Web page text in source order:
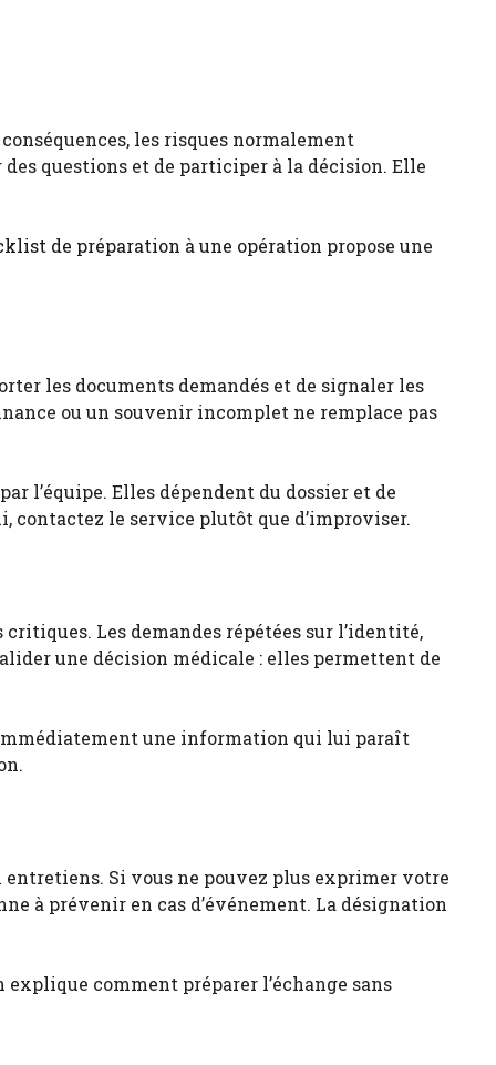
les risques normalement
questions et de participer à la décision. Elle
de préparation à une opération propose une
les documents demandés et de signaler les
ou un souvenir incomplet ne remplace pas
l’équipe. Elles dépendent du dossier et de
contactez le service plutôt que d’improviser.
Les demandes répétées sur l’identité,
une décision médicale : elles permettent de
une information qui lui paraît
entretiens. Si vous ne pouvez plus exprimer votre
à prévenir en cas d’événement. La désignation
explique comment préparer l’échange sans